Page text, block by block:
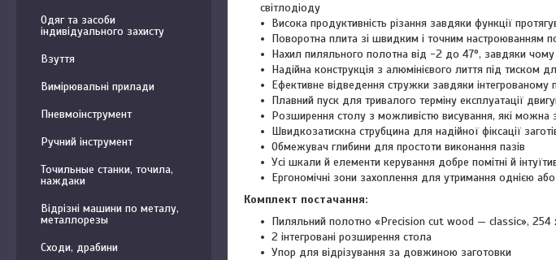
світлодіоду
Висока продуктивність різання завдяки функції
Поворотна плита зі швидким і точним настроюванням
Нахил пиляльного полотна від -2 до 47°, завдяки
Надійна конструкція з алюмінієвого лиття під тиском
Ефективне відведення стружки завдяки
Плавний пуск для тривалого терміну експлуатації
Розширення столу з можливістю висування, які можна
Швидкозатискна струбцина для надійної фіксації
Обмежувач глибини для простоти виконання пазів
Усі шкали й елементи керування добре помітні й
Ергономічні зони захоплення для утримання однією
Комплект постачання:
Пиляльний полотно «Precision cut wood — classic», 254
2 інтегровані розширення стола
Упор для відрізування за довжиною заготовки
Одяг та засоби
індивідуального захисту
Взуття
Вимірювальні прилади
Пневмоінструмент
Ручний інструмент
Точильные станки, точила,
наждаки
Відрізні машини по металу,
металлорезы
Сходи, драбини